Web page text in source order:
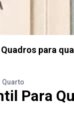
Quadros para
Quarto
Para